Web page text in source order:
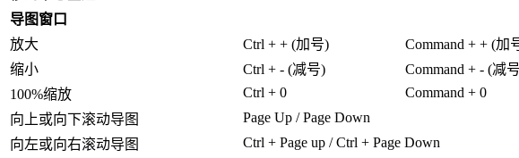
导图窗口
放大
Ctrl + + (加号)
Command + + (加
缩小
Ctrl + - (减号)
Command + - (减
100%缩放
Ctrl + 0
Command + 0
向上或向下滚动导图
Page Up / Page Down
向左或向右滚动导图
Ctrl + Page up / Ctrl + Page Down